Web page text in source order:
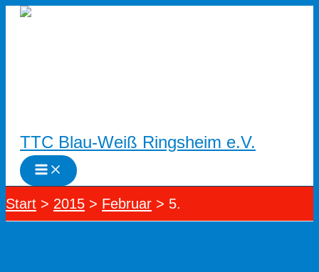
Zum
TTC Blau-Weiß Ringsheim e.V.
Start 2015 Februar 5.